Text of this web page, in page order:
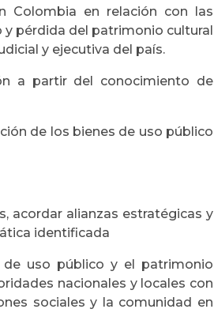
Colombia en relación con las
y pérdida del patrimonio cultural
y ejecutiva del país.
a partir del conocimiento de
de los bienes de uso público
acordar alianzas estratégicas y
identificada
uso público y el patrimonio
nacionales y locales con
sociales y la comunidad en